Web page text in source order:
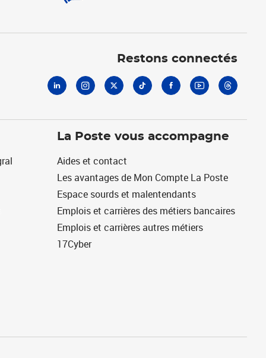
Restons connectés
La Poste vous accompagne
Aides et contact
Les avantages de Mon Compte La Poste
Espace sourds et malentendants
Emplois et carrières des métiers bancaires
Emplois et carrières autres métiers
17Cyber